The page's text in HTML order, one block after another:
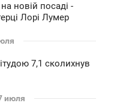
новій посаді -
Лорі Лумер
7,1 сколихнув
июля